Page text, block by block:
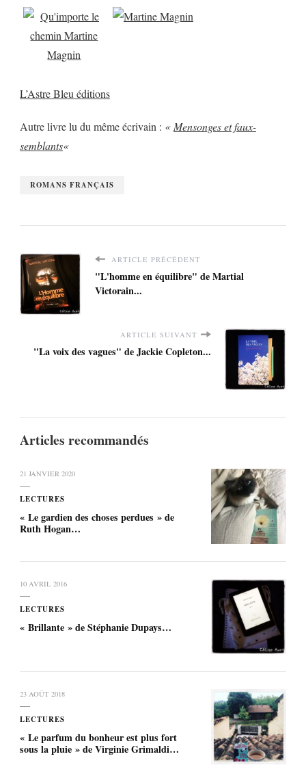
L’Astre Bleu éditions
Autre livre lu du même écrivain : « Mensonges et faux-
semblants«
ROMANS FRANÇAIS
ARTICLE PRÉCÉDENT
"L'homme en équilibre" de Martial
Victorain...
ARTICLE SUIVANT
"La voix des vagues" de Jackie Copleton...
Articles recommandés
21 JANVIER 2020
LECTURES
« Le gardien des choses perdues » de
Ruth Hogan…
10 AVRIL 2016
LECTURES
« Brillante » de Stéphanie Dupays…
23 AOÛT 2018
LECTURES
« Le parfum du bonheur est plus fort
sous la pluie » de Virginie Grimaldi…